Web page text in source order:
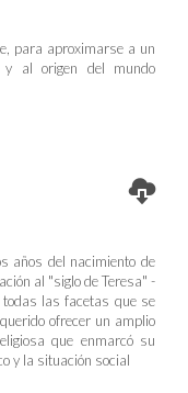
para aproximarse a un
y al origen del mundo
años del nacimiento de
al "siglo de Teresa" -
las facetas que se
ofrecer un amplio
que enmarcó su
y la situación social